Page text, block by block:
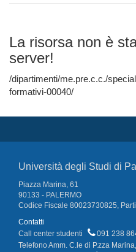
La risorsa non è
server!
/dipartimenti/me.pre.c.c./
formativi-00040/
Università degli Studi di
Piazza Marina, 61
90133 - PALERMO
Codice Fiscale 80023730825,
Contatti
Call center studenti
091 238
Telefono Amm. C.le di P.zza